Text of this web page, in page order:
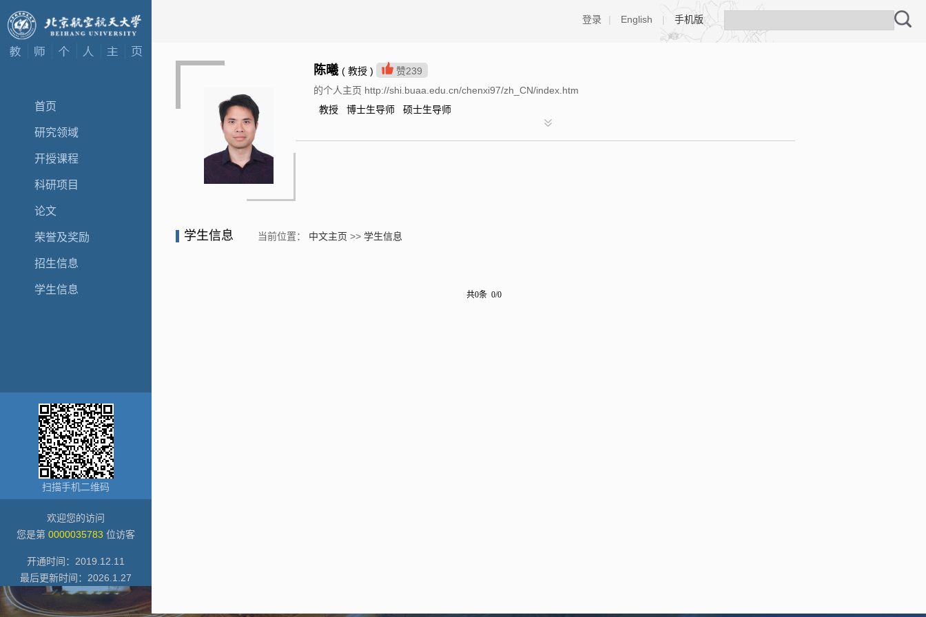
首页
研究领域
开授课程
科研项目
论文
荣誉及奖励
招生信息
学生信息
扫描手机二维码
欢迎您的访问
您是第 0000035783 位访客
开通时间： 2019 12 11
最后更新时间： 2026 1 27
登录 | English | 手机版
陈曦 ( 教授 ) 赞239
的个人主页 http://shi.buaa.edu.cn/chenxi97/zh_CN/index.htm
教授 博士生导师 硕士生导师
学生信息 当前位置： 中文主页 >> 学生信息
共0条 0/0